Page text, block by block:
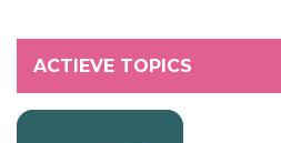
ACTIEVE TOPICS